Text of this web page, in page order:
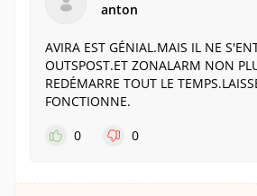
anton
AVIRA EST GÉNIAL.MAIS IL NE
OUTSPOST.ET ZONALARM NON
REDÉMARRE TOUT LE
FONCTIONNE.
0
0